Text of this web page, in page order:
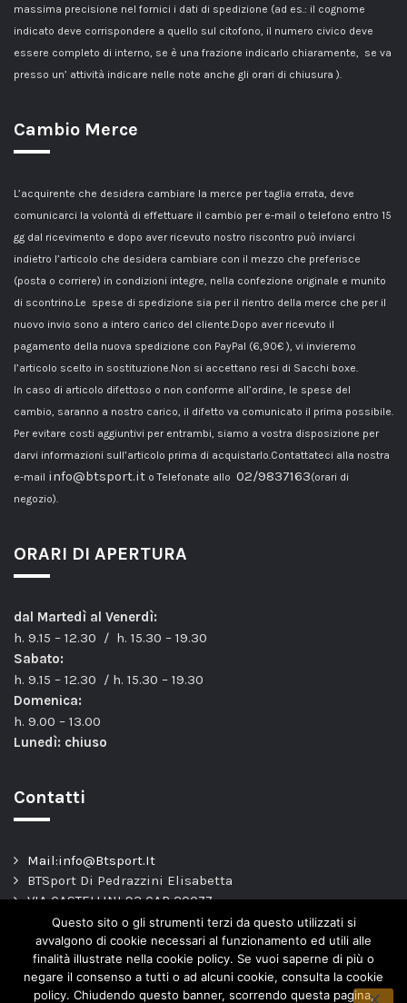
massima precisione nel fornici i dati di spedizione (ad es.: il cognome
indicato deve corrispondere a quello sul citofono, il numero civico deve
essere completo di interno, se è una frazione indicarlo chiaramente, se va
presso un’ attività indicare nelle note anche gli orari di chiusura ).
Cambio Merce
L’acquirente che desidera cambiare la merce per taglia errata, deve
comunicarci la volontà di effettuare il cambio per e-mail o telefono entro 15
gg dal ricevimento e dopo aver ricevuto nostro riscontro può inviarci
indietro l’articolo che desidera cambiare con il mezzo che preferisce
(posta o corriere) in condizioni integre, nella confezione originale e munito
di scontrino.Le spese di spedizione sia per il rientro della merce che per il
nuovo invio sono a intero carico del cliente.Dopo aver ricevuto il
pagamento della nuova spedizione con PayPal (6,90€ ), vi invieremo
l’articolo scelto in sostituzione.Non si accettano resi di Sacchi boxe.
In caso di articolo difettoso o non conforme all’ordine, le spese del
cambio, saranno a nostro carico, il difetto va comunicato il prima possibile.
Per evitare costi aggiuntivi per entrambi, siamo a vostra disposizione per
darvi informazioni sull’articolo prima di acquistarlo.Contattateci alla nostra
e-mail info@btsport.it o Telefonate allo 02/9837163(orari di
negozio).
ORARI DI APERTURA
dal Martedì al Venerdì:
h. 9.15 – 12.30 / h. 15.30 – 19.30
Sabato:
h. 9.15 – 12.30 / h. 15.30 – 19.30
Domenica:
h. 9.00 – 13.00
Lunedì: chiuso
Contatti
Mail:info@Btsport.It
BTSport Di Pedrazzini Elisabetta
VIA CASTELLINI 93 CAP 20077
Melegnano – MI –
TEL: 02.9837163
P.Iva. 04443820966
Questo sito o gli strumenti terzi da questo utilizzati si
avvalgono di cookie necessari al funzionamento ed utili alle
finalità illustrate nella cookie policy. Se vuoi saperne di più o
negare il consenso a tutti o ad alcuni cookie, consulta la cookie
policy. Chiudendo questo banner, scorrendo questa pagina,